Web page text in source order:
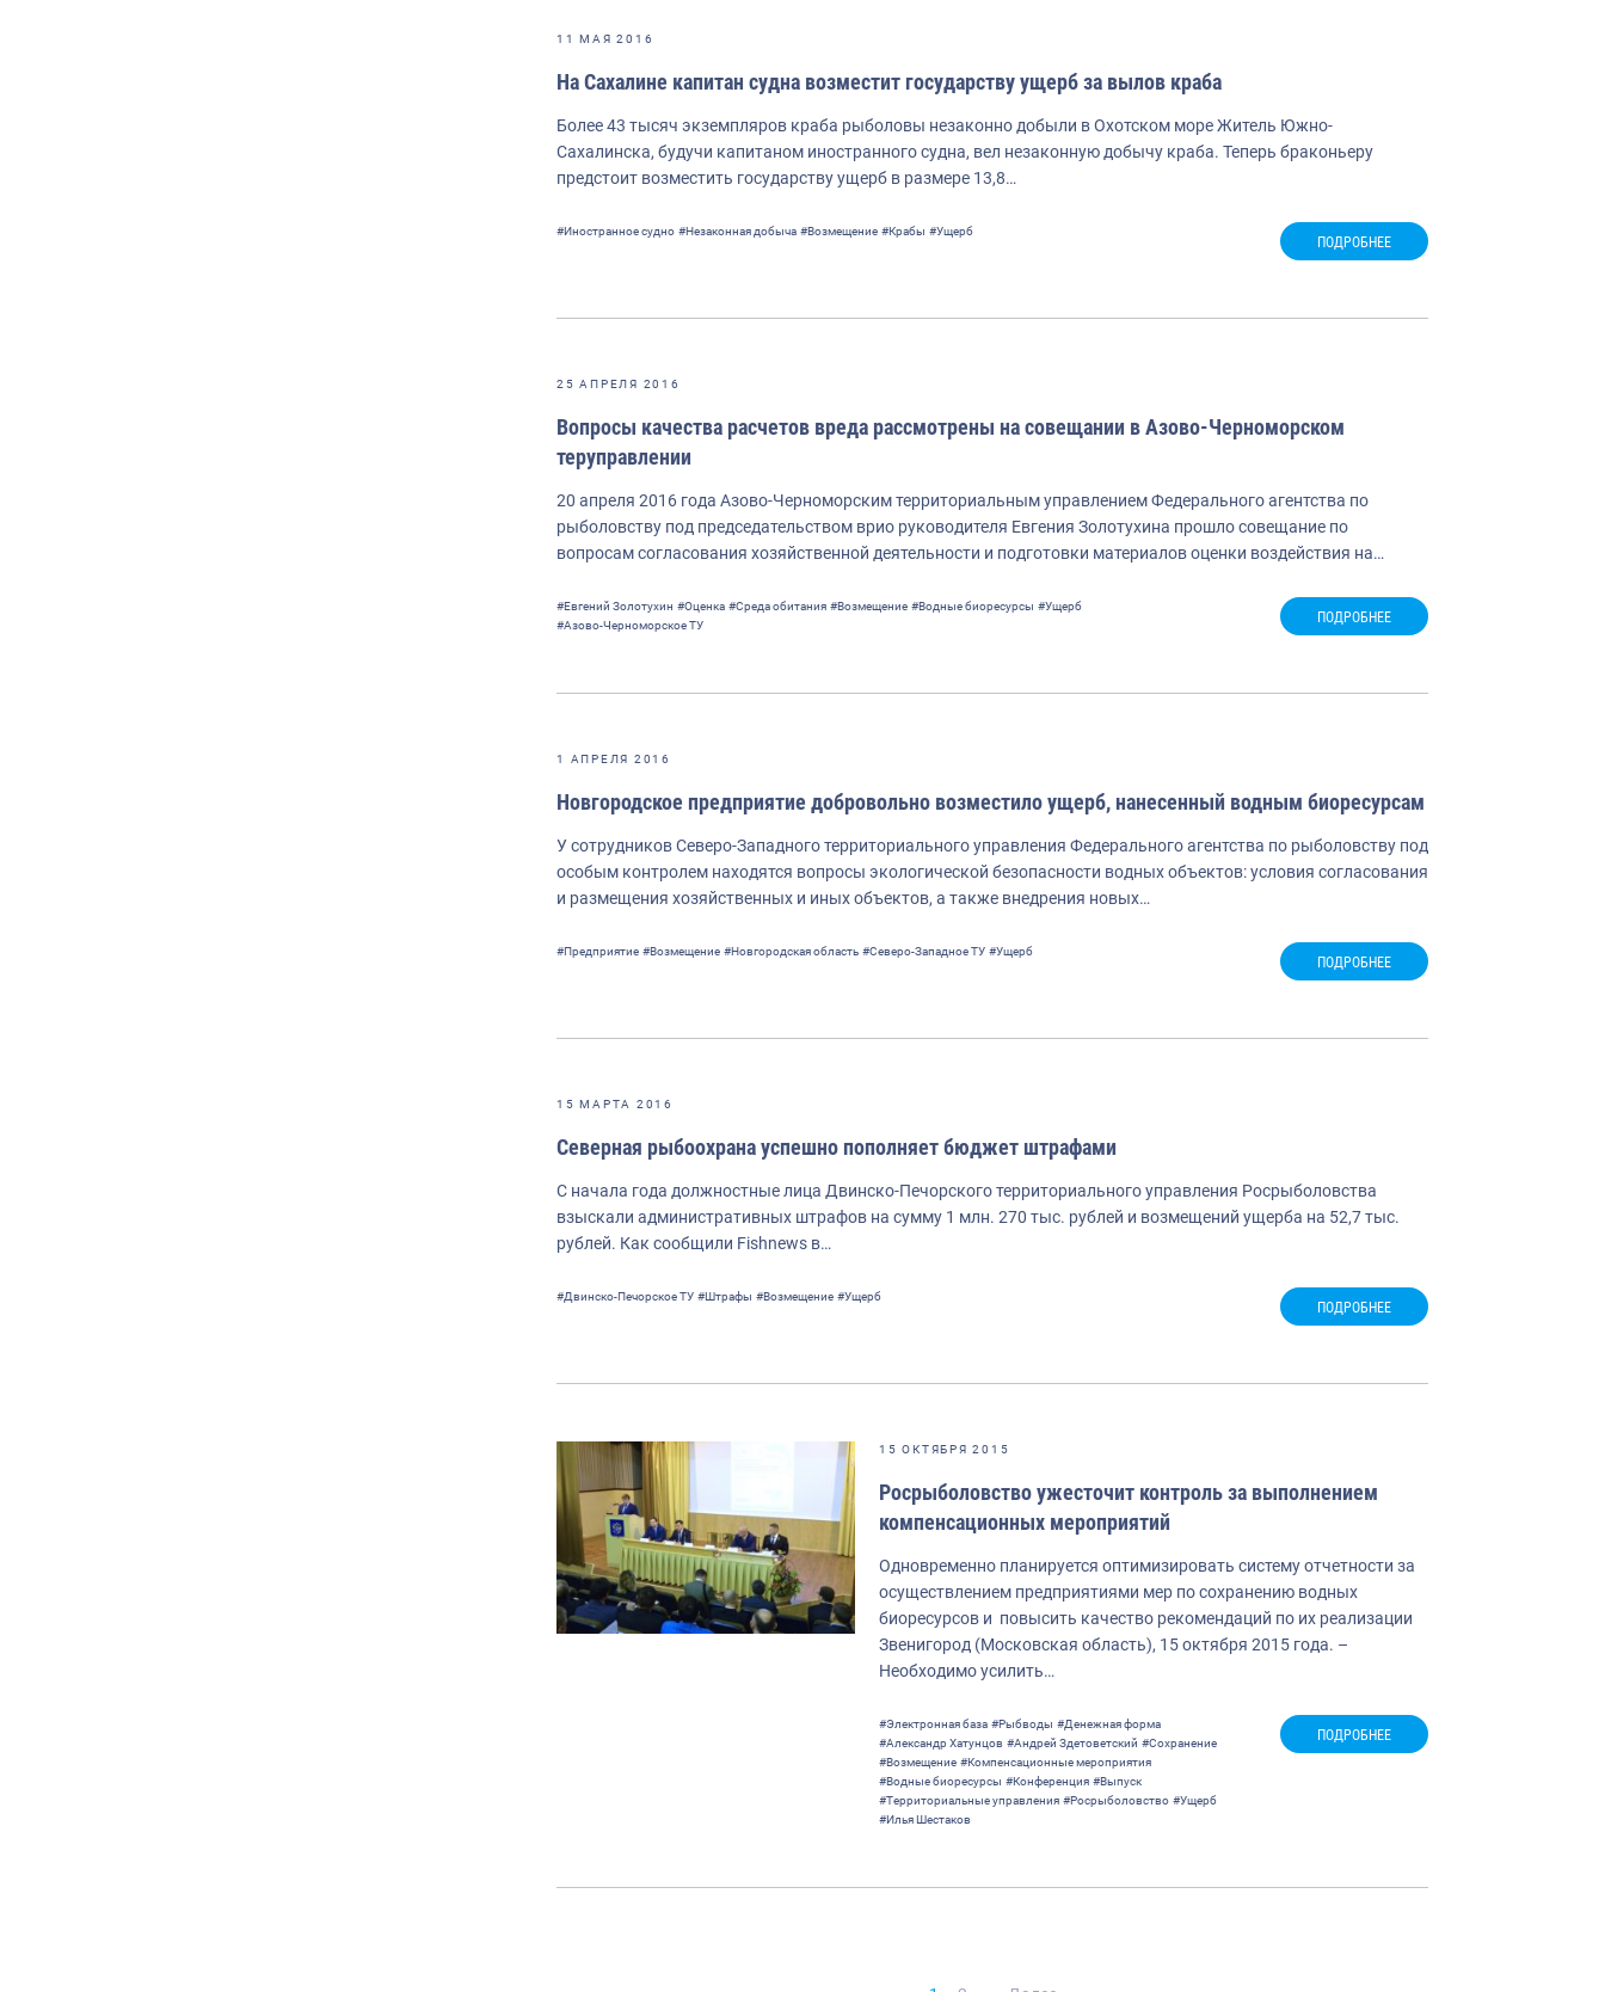
11 МАЯ 2016
На Сахалине капитан судна возместит государству ущерб за вылов краба
Более 43 тысяч экземпляров краба рыболовы незаконно добыли в Охотском море Житель Южно-
Сахалинска, будучи капитаном иностранного судна, вел незаконную добычу краба. Теперь браконьеру
предстоит возместить государству ущерб в размере 13,8…
#Иностранное судно #Незаконная добыча #Возмещение #Крабы #Ущерб
ПОДРОБНЕЕ
25 АПРЕЛЯ 2016
Вопросы качества расчетов вреда рассмотрены на совещании в Азово-Черноморском
теруправлении
20 апреля 2016 года Азово-Черноморским территориальным управлением Федерального агентства по
рыболовству под председательством врио руководителя Евгения Золотухина прошло совещание по
вопросам согласования хозяйственной деятельности и подготовки материалов оценки воздействия на…
#Евгений Золотухин #Оценка #Среда обитания #Возмещение #Водные биоресурсы #Ущерб
#Азово-Черноморское ТУ
ПОДРОБНЕЕ
1 АПРЕЛЯ 2016
Новгородское предприятие добровольно возместило ущерб, нанесенный водным биоресурсам
У сотрудников Северо-Западного территориального управления Федерального агентства по рыболовству под
особым контролем находятся вопросы экологической безопасности водных объектов: условия согласования
и размещения хозяйственных и иных объектов, а также внедрения новых…
#Предприятие #Возмещение #Новгородская область #Северо-Западное ТУ #Ущерб
ПОДРОБНЕЕ
15 МАРТА 2016
Северная рыбоохрана успешно пополняет бюджет штрафами
С начала года должностные лица Двинско-Печорского территориального управления Росрыболовства
взыскали административных штрафов на сумму 1 млн. 270 тыс. рублей и возмещений ущерба на 52,7 тыс.
рублей. Как сообщили Fishnews в…
#Двинско-Печорское ТУ #Штрафы #Возмещение #Ущерб
ПОДРОБНЕЕ
15 ОКТЯБРЯ 2015
Росрыболовство ужесточит контроль за выполнением
компенсационных мероприятий
Одновременно планируется оптимизировать систему отчетности за
осуществлением предприятиями мер по сохранению водных
биоресурсов и повысить качество рекомендаций по их реализации
Звенигород (Московская область), 15 октября 2015 года. –
Необходимо усилить…
#Электронная база #Рыбводы #Денежная форма
#Александр Хатунцов #Андрей Здетоветский #Сохранение
#Возмещение #Компенсационные мероприятия
#Водные биоресурсы #Конференция #Выпуск
#Территориальные управления #Росрыболовство #Ущерб
#Илья Шестаков
ПОДРОБНЕЕ